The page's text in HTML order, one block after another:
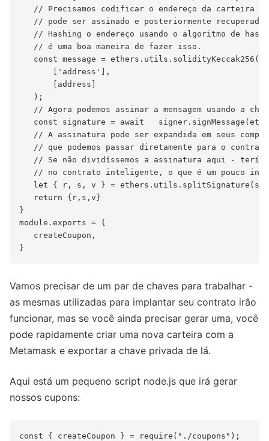
// Precisamos codificar o endereço da carteira
// pode ser assinado e posteriormente recuperado
// Hashing o endereço usando o algoritmo de
   // é uma boa maneira de fazer isso.
   const message = ethers.utils.solidityKeccak256(
       ['address'],
       [address]
   );
// Agora podemos assinar a mensagem usando a
const signature = await
// A assinatura pode ser expandida em seus
// que podemos passar diretamente para o
// Se não dividíssemos a assinatura aqui -
// no contrato inteligente, o que é um pouco
let { r, s, v } =
   return {r,s,v}
}
module.exports = {
   createCoupon,
Vamos precisar de um par de chaves para trabalhar -
as mesmas utilizadas para implantar seu contrato irão
funcionar, mas se você ainda precisar gerar uma, você
pode rapidamente criar uma nova carteira com a
Metamask e exportar a chave privada de lá.
Aqui está um pequeno script node.js que irá gerar
nossos cupons:
const { createCoupon } = require("./coupons");